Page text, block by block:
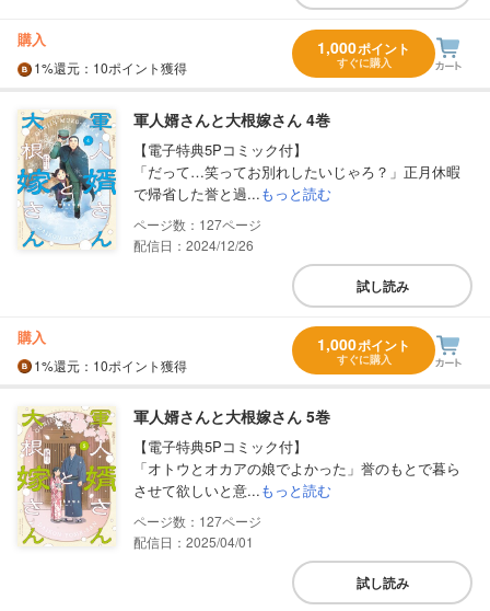
購入
1%還元 ：10ポイント獲得
1,000ポイント
すぐに購入
軍人婿さんと大根嫁さん 4巻
【電子特典5Pコミック付】
「だって…笑ってお別れしたいじゃろ？」正月休暇
で帰省した誉と過...もっと読む
127
配信日：2024/12/26
試し読み
購入
1%還元 ：10ポイント獲得
1,000ポイント
すぐに購入
軍人婿さんと大根嫁さん 5巻
【電子特典5Pコミック付】
「オトウとオカアの娘でよかった」誉のもとで暮ら
させて欲しいと意...もっと読む
127
配信日：2025/04/01
試し読み